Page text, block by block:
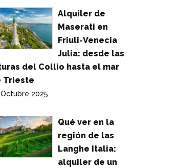
Alquiler de
Maserati en
Friuli-Venecia
Julia: desde las
del Collio hasta el mar
Trieste
2025
Qué ver en la
región de las
Langhe Italia:
alquiler de un